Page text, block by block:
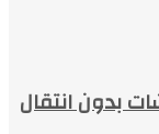
بدون انتقال